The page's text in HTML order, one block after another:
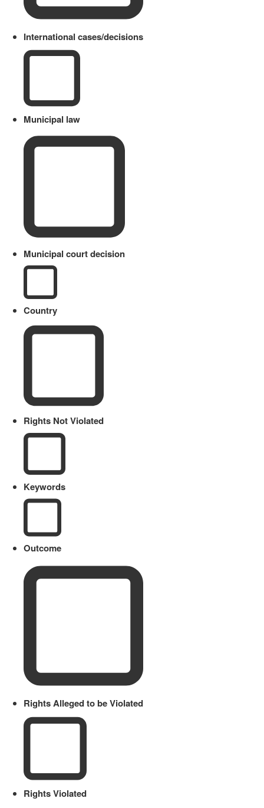
International cases/decisions
Municipal law
Municipal court decision
Country
Rights Not Violated
Keywords
Outcome
Rights Alleged to be Violated
Rights Violated